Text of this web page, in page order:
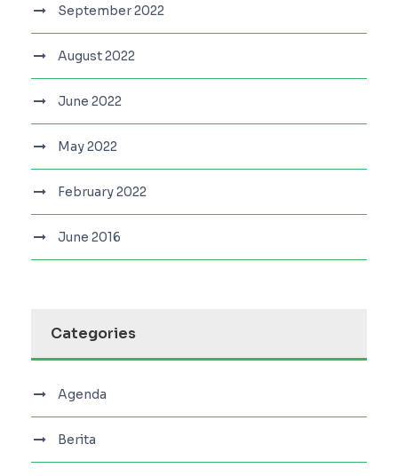
September 2022
August 2022
June 2022
May 2022
February 2022
June 2016
Categories
Agenda
Berita